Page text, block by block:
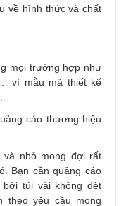
về hình thức và chất
mọi trường hợp như
vì mẫu mã thiết kế
cáo thương hiệu
nhỏ mong đợi rất
Bạn cần quảng cáo
túi vải không dệt
theo yêu cầu mong